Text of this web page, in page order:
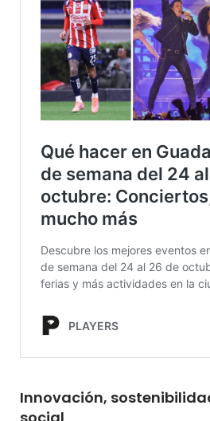
Innovación,